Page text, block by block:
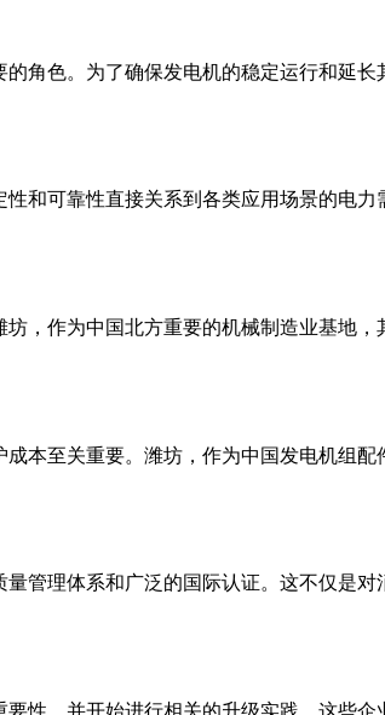
角色。为了确保发电机的稳定运行和延
和可靠性直接关系到各类应用场景的电力
，作为中国北方重要的机械制造业基地
本至关重要。潍坊，作为中国发电机组
管理体系和广泛的国际认证。这不仅是
性，并开始进行相关的升级实践。这些企